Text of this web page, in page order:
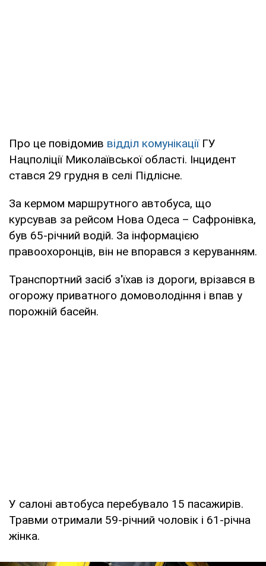
Про це повідомив відділ комунікаціїГУ
Нацполіції Миколаївської області. Інцидент
стався 29 грудня в селі Підлісне.
За кермом маршрутного автобуса, що
курсував за рейсом Нова Одеса – Сафронівка,
був 65-річний водій. За інформацією
правоохоронців, він не впорався з керуванням.
Транспортний засіб з'їхав із дороги, врізався в
огорожу приватного домоволодіння і впав у
порожній басейн.
У салоні автобуса перебувало 15 пасажирів.
Травми отримали 59-річний чоловік і 61-річна
жінка.